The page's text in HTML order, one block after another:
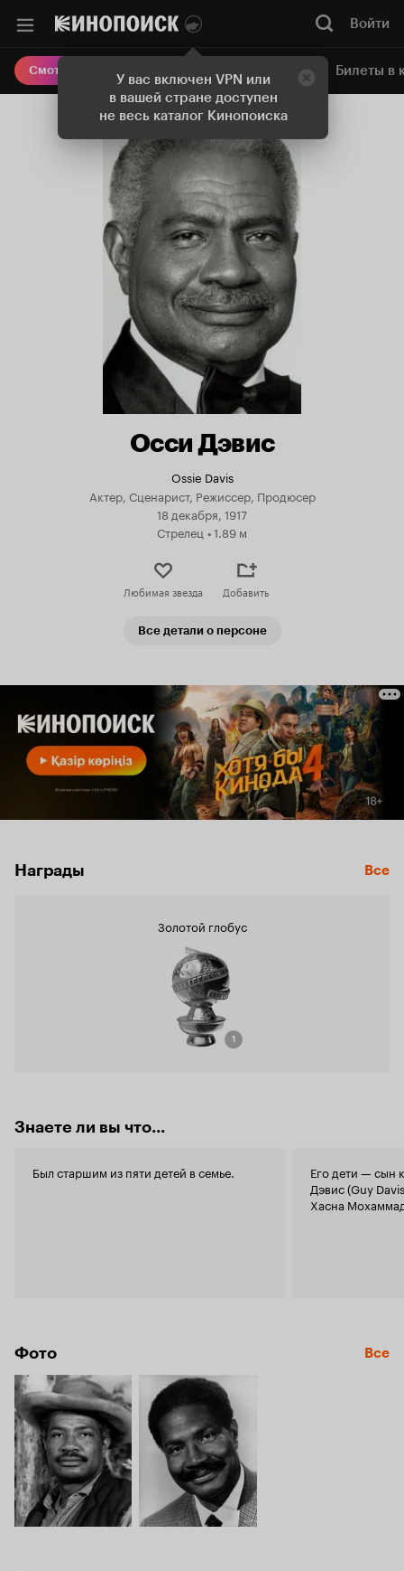
У вас включен VPN или
в вашей стране доступен
не весь каталог Кинопоиска
Войти
Смотреть кино Онлайн-кинотеатр Билеты в
Осси Дэвис
Ossie Davis
Актер, Сценарист, Режиссер, Продюсер
18 декабря, 1917
Стрелец •1.89 м
Любимая звезда Добавить
Все детали о персоне
Награды Все
Золотой глобус
1
Знаете ли вы что...
Был старшим из пяти детей в семье.
Его дети — сын
Дэвис (Guy
Хасна
Фото Все